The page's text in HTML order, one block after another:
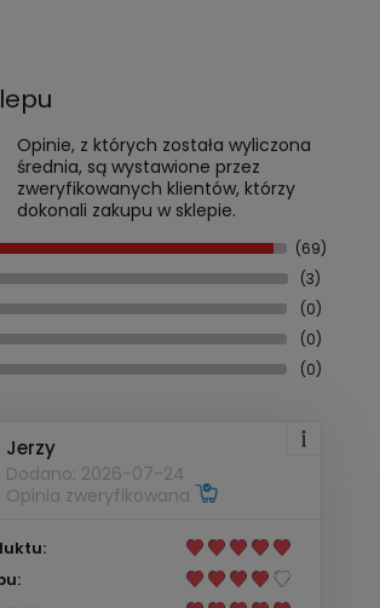
Opinie, z których została wyliczona
średnia, są wystawione przez
zweryfikowanych klientów, którzy
dokonali zakupu w sklepie.
(69)
(3)
(0)
(0)
(0)
Jerzy
Dodano: 2026-07-24
Opinia zweryfikowana